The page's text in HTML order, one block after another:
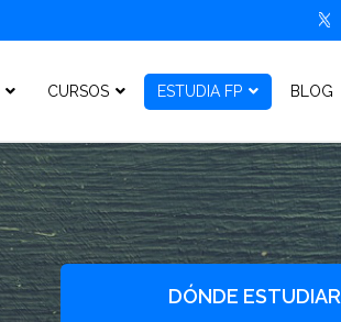
CURSOS ESTUDIA FP BLOG
DÓNDE ESTUDIAR